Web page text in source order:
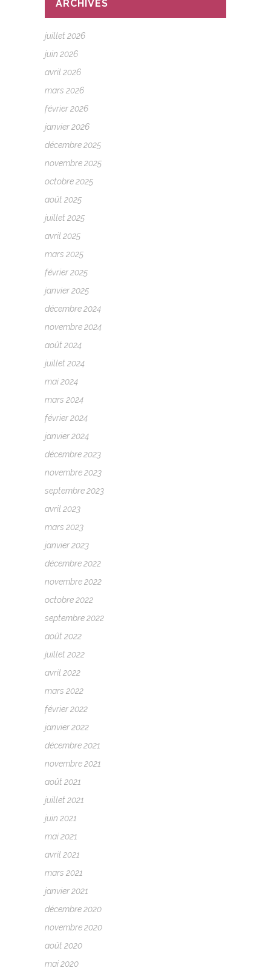
ARCHIVES
juillet 2026
juin 2026
avril 2026
mars 2026
février 2026
janvier 2026
décembre 2025
novembre 2025
octobre 2025
août 2025
juillet 2025
avril 2025
mars 2025
février 2025
janvier 2025
décembre 2024
novembre 2024
août 2024
juillet 2024
mai 2024
mars 2024
février 2024
janvier 2024
décembre 2023
novembre 2023
septembre 2023
avril 2023
mars 2023
janvier 2023
décembre 2022
novembre 2022
octobre 2022
septembre 2022
août 2022
juillet 2022
avril 2022
mars 2022
février 2022
janvier 2022
décembre 2021
novembre 2021
août 2021
juillet 2021
juin 2021
mai 2021
avril 2021
mars 2021
janvier 2021
décembre 2020
novembre 2020
août 2020
mai 2020